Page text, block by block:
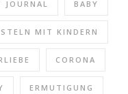
JOURNAL BABY
MIT KINDERN
CORONA
ERMUTIGUNG